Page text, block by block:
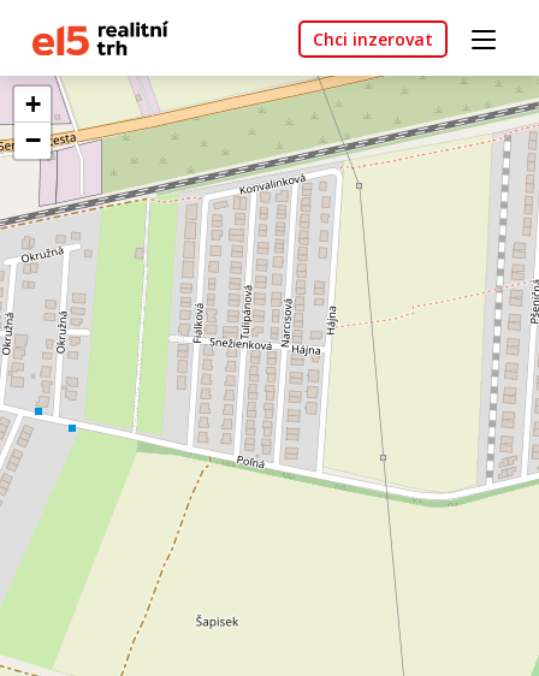
Chci inzerovat
+
−